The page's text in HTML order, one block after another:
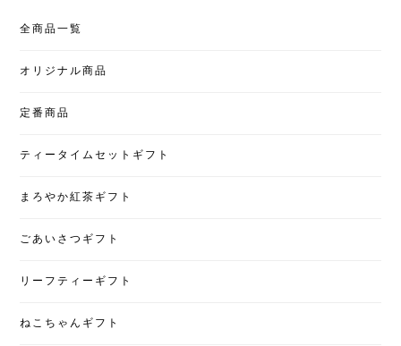
全商品一覧
オリジナル商品
定番商品
ティータイムセットギフト
まろやか紅茶ギフト
ごあいさつギフト
リーフティーギフト
ねこちゃんギフト